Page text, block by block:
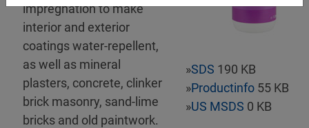
impregnation to make
interior and exterior
coatings water-repellent,
as well as mineral
plasters, concrete, clinker
brick masonry, sand-lime
bricks and old paintwork.
»SDS 190 KB
»Productinfo 55 KB
»US MSDS 0 KB